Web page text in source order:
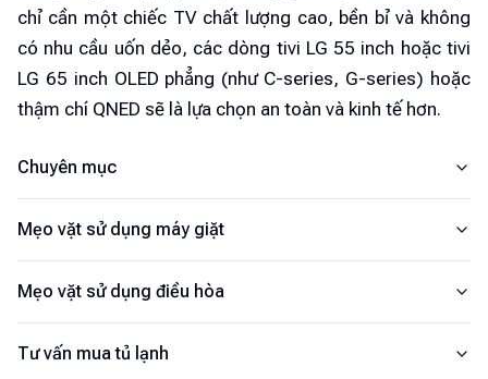
Chuyên mục
Mẹo vặt sử dụng máy giặt
Mẹo vặt sử dụng điều hòa
Tư vấn mua tủ lạnh
chỉ cần một chiếc TV chất lượng cao, bền bỉ và không
có nhu cầu uốn dẻo, các dòng tivi LG 55 inch hoặc tivi
LG 65 inch OLED phẳng (như C-series, G-series) hoặc
thậm chí QNED sẽ là lựa chọn an toàn và kinh tế hơn.